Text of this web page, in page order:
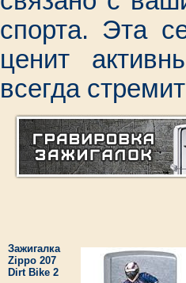
спорта. Эта
ценит
всегда
Зажигалка
Zippo 207
Dirt Bike 2